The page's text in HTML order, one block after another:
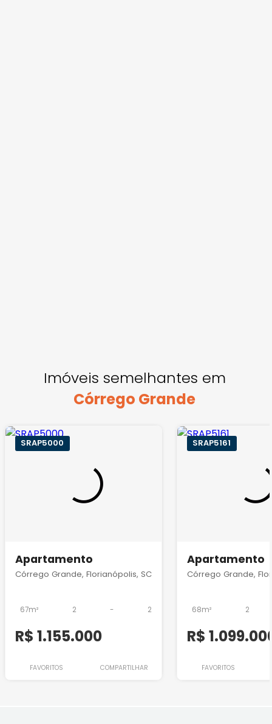
Imóveis semelhantes em
Córrego Grande
SRAP5000
Apartamento
Córrego Grande, Florianópolis, SC
67m² 2 - 2
R$ 1.155.000
FAVORITOS COMPARTILHAR
SRAP5161
Apartamento
Córrego Grande,
68m² 2
R$
FAVORITOS